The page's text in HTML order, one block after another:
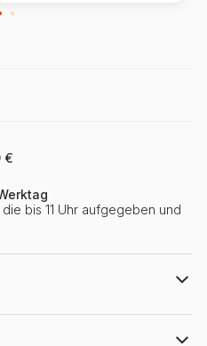
€
bis 11 Uhr aufgegeben und